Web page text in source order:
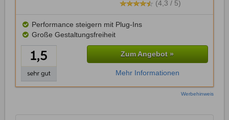
(4,3 / 5)
Performance steigern mit Plug-Ins
Große Gestaltungsfreiheit
Zum Angebot »
Mehr Informationen
Werbehinweis